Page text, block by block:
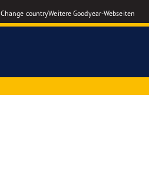
Change countryWeitere Goodyear-Webseiten